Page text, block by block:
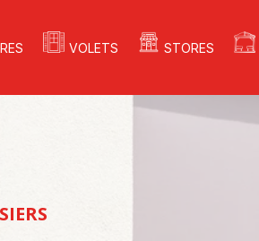
VOLETS STORES